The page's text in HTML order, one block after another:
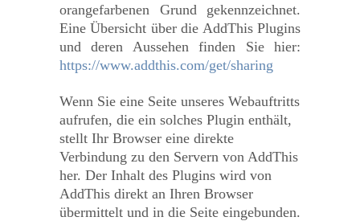
orangefarbenen Grund gekennzeichnet.
Eine Übersicht über die AddThis Plugins
und deren Aussehen finden Sie hier:
https://www.addthis.com/get/sharing
Wenn Sie eine Seite unseres Webauftritts
aufrufen, die ein solches Plugin enthält,
stellt Ihr Browser eine direkte
Verbindung zu den Servern von AddThis
her. Der Inhalt des Plugins wird von
AddThis direkt an Ihren Browser
übermittelt und in die Seite eingebunden.